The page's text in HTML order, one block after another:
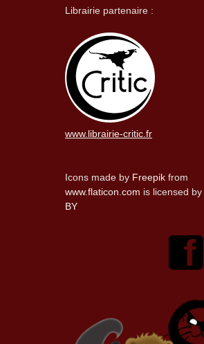
Librairie partenaire :
www.librairie-critic.fr
Icons made by Freepik from
www.flaticon.com is licensed by
BY